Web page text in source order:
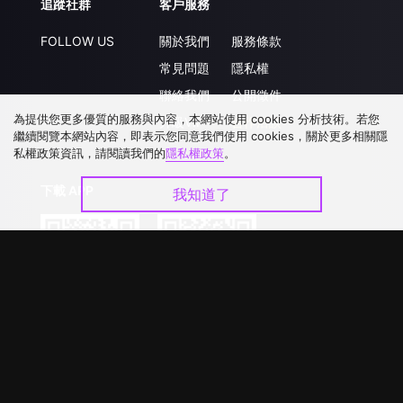
追蹤社群
FOLLOW US
客戶服務
關於我們
常見問題
聯絡我們
升級VIP
服務條款
隱私權
公開徵件
合作洽談
為提供您更多優質的服務與內容，本網站使用 cookies 分析技術。若您
繼續閱覽本網站內容，即表示您同意我們使用 cookies，關於更多相關隱
私權政策資訊，請閱讀我們的隱私權政策。
我知道了